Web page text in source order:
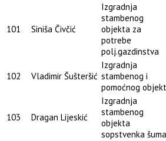
101 Siniša Čivčić
Izgradnja
stambenog
objekta za
potrebe
polj.gazdinstva
102 Vladimir Šušteršić
Izgradnja
stambenog i
pomoćnog
103 Dragan Lijeskić
Izgradnja
stambenog
objekta
sopstvenka šuma